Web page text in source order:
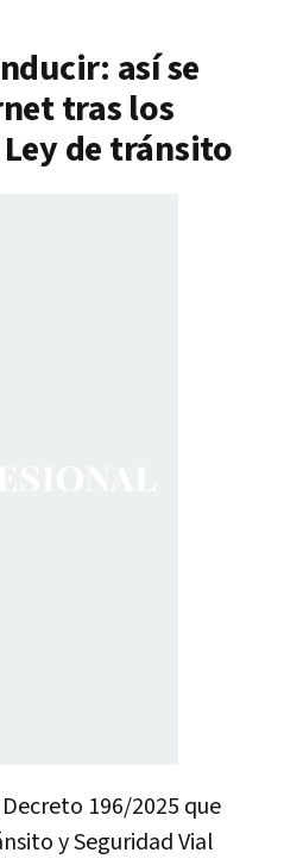
así se
tras los
de tránsito
196/2025 que
y Seguridad Vial